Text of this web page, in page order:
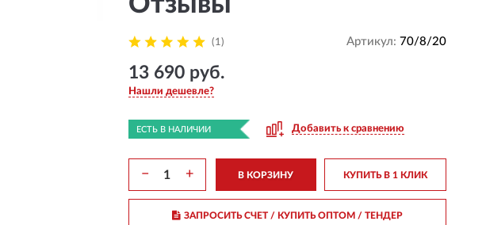
(1) Артикул: 70/8/20
13 690 руб.
Нашли дешевле?
ЕСТЬ В НАЛИЧИИ Добавить к сравнению
− + В КОРЗИНУ КУПИТЬ В 1 КЛИК
ЗАПРОСИТЬ СЧЕТ / КУПИТЬ ОПТОМ/ ТЕНДЕР